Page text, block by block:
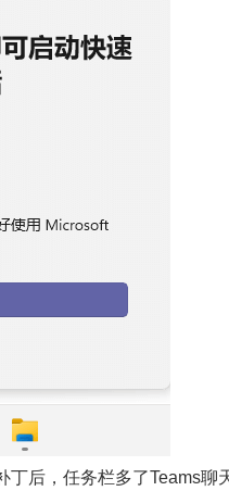
丁后，任务栏多了Teams